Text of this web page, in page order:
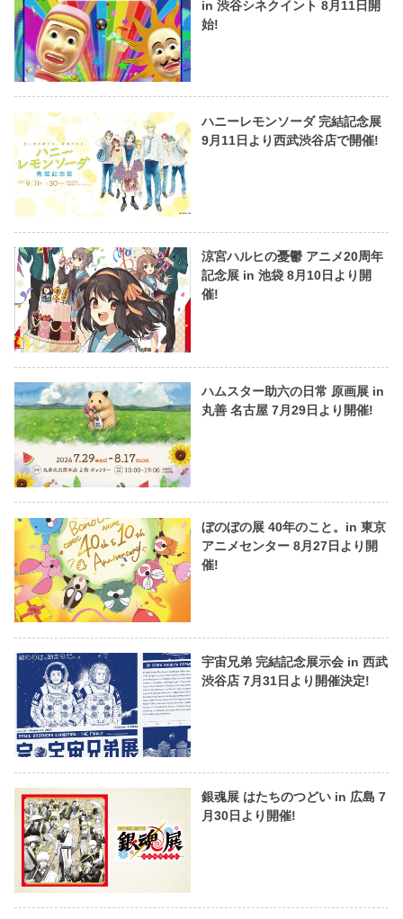
in 渋谷シネクイント 8月11日開
始!
ハニーレモンソーダ 完結記念展
9月11日より西武渋谷店で開催!
涼宮ハルヒの憂鬱 アニメ20周年
記念展 in 池袋 8月10日より開
催!
ハムスター助六の日常 原画展 in
丸善 名古屋 7月29日より開催!
ぼのぼの展 40年のこと。in 東京
アニメセンター 8月27日より開
催!
宇宙兄弟 完結記念展示会 in 西武
渋谷店 7月31日より開催決定!
銀魂展 はたちのつどい in 広島 7
月30日より開催!